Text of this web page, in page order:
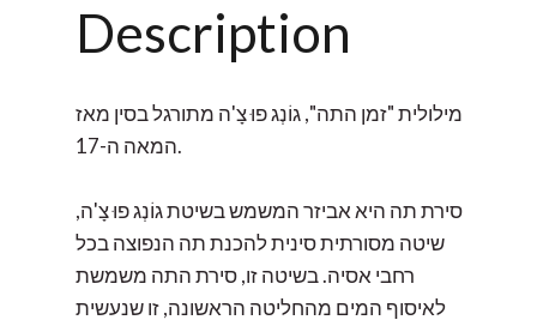
Description
מילולית "זמן התה", גוֹנְג פוּ צָ'ה מתורגל בסין מאז
המאה ה-17.
סירת תה היא אביזר המשמש בשיטת גוֹנְג פוּ צָ'ה,
שיטה מסורתית סינית להכנת תה הנפוצה בכל
רחבי אסיה. בשיטה זו, סירת התה משמשת
לאיסוף המים מהחליטה הראשונה, זו שנעשית